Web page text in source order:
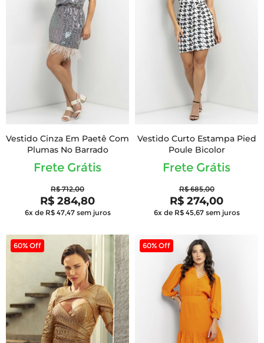
Vestido Cinza Em Paetê Com
Plumas No Barrado
Frete Grátis
R$ 712,00
R$ 284,80
6x de R$ 47,47 sem juros
Vestido Curto Estampa Pied
Poule Bicolor
Frete Grátis
R$ 685,00
R$ 274,00
6x de R$ 45,67 sem juros
60% Off 60% Off